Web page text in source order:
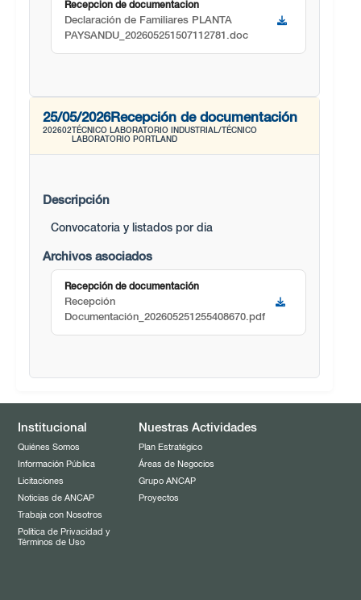
Recepcion de documentacion
Declaración de Familiares PLANTA
PAYSANDU_202605251507112781.doc
25/05/2026Recepción de documentación
202602 TÉCNICO LABORATORIO INDUSTRIAL/TÉCNICO
LABORATORIO PORTLAND
Descripción
Convocatoria y listados por dia
Archivos asociados
Recepción de documentación
Recepción
Documentación_202605251255408670.pdf
Institucional
Quiénes Somos
Información Pública
Licitaciones
Noticias de ANCAP
Trabaja con Nosotros
Política de Privacidad y
Términos de Uso
Nuestras Actividades
Plan Estratégico
Áreas de Negocios
Grupo ANCAP
Proyectos